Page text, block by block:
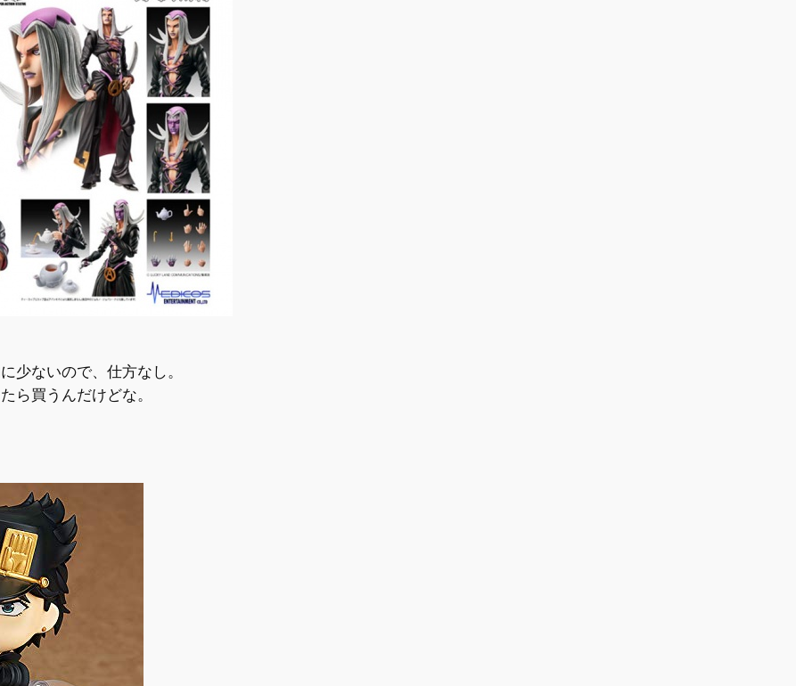
少ないので、仕方なし。
ら買うんだけどな。